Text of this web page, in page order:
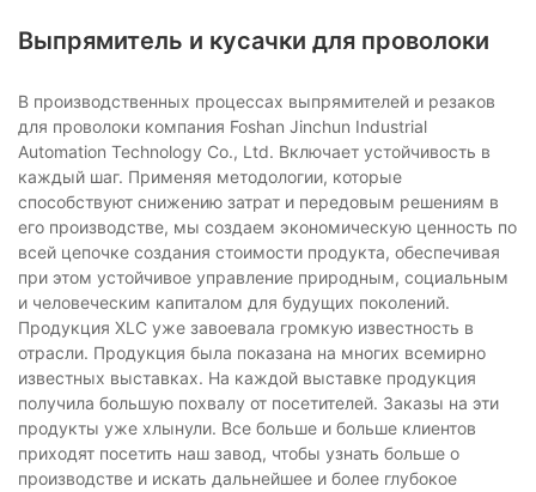
Выпрямитель и кусачки для проволоки
В производственных процессах выпрямителей и резаков
для проволоки компания Foshan Jinchun Industrial
Automation Technology Co., Ltd. Включает устойчивость в
каждый шаг. Применяя методологии, которые
способствуют снижению затрат и передовым решениям в
его производстве, мы создаем экономическую ценность по
всей цепочке создания стоимости продукта, обеспечивая
при этом устойчивое управление природным, социальным
и человеческим капиталом для будущих поколений.
Продукция XLC уже завоевала громкую известность в
отрасли. Продукция была показана на многих всемирно
известных выставках. На каждой выставке продукция
получила большую похвалу от посетителей. Заказы на эти
продукты уже хлынули. Все больше и больше клиентов
приходят посетить наш завод, чтобы узнать больше о
производстве и искать дальнейшее и более глубокое